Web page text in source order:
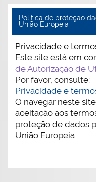
Politica de proteção
União Europeia
Privacidade e
Este site está em
de Autorização de
Por favor, consulte:
Privacidade e
O navegar neste
aceitação aos
proteção de dados
União Europeia